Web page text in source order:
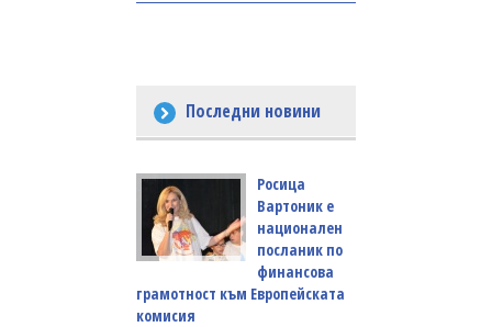
Последни новини
Росица
Вартоник е
национален
посланик по
финансова
грамотност към Европейската
комисия